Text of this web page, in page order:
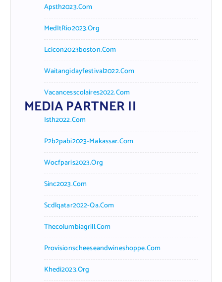
Apsth2023.com
MedItRio2023.org
Lcicon2023boston.com
Waitangidayfestival2022.com
Vacancesscolaires2022.com
MEDIA PARTNER II
Isth2022.com
P2b2pabi2023-Makassar.com
Wocfparis2023.org
Sinc2023.com
Scdlqatar2022-Qa.com
Thecolumbiagrill.com
Provisionscheeseandwineshoppe.com
Khedi2023.org